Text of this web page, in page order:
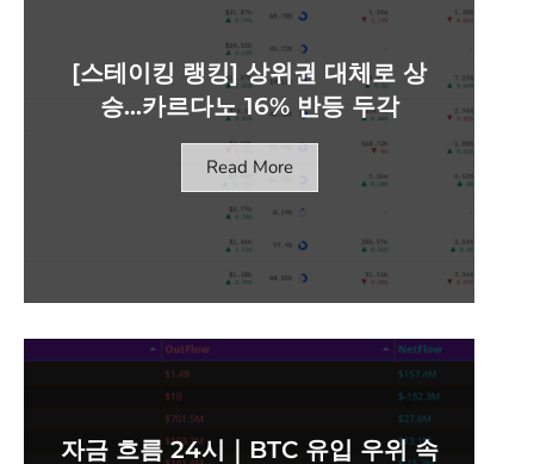
[스테이킹 랭킹] 상위권 대체로 상
승…카르다노 16% 반등 두각
Read More
자금 흐름 24시｜BTC 유입 우위 속